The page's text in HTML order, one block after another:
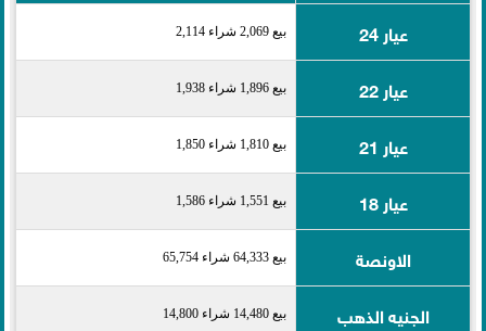
عيار 24
بيع 2,069 شراء 2,114
عيار 22 بيع 1,896 شراء 1,938
عيار 21 بيع 1,810 شراء 1,850
عيار 18 بيع 1,551 شراء 1,586
الاونصة بيع 64,333 شراء 65,754
الجنيه الذهب بيع 14,480 شراء 14,800